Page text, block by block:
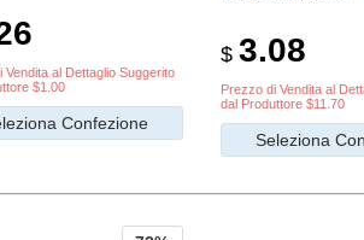
Vendita al Dettaglio Suggerito
$1.00
Confezione
$ 3.08
Prezzo di Vendita al
dal Produttore $11.70
Seleziona